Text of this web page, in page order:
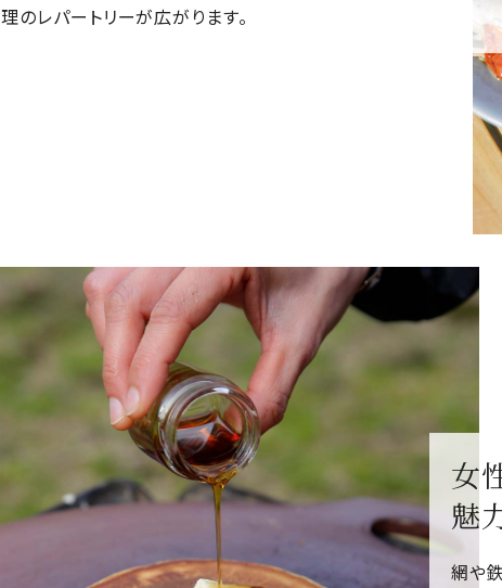
理のレパートリーが広がります。
女
魅
網や